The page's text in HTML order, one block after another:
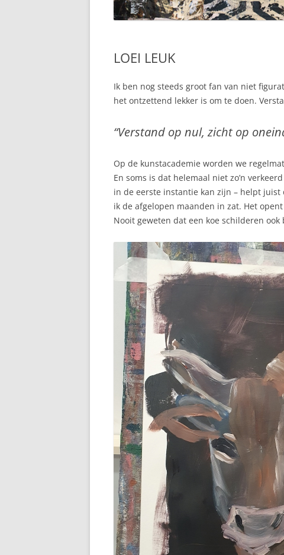
LOEI LEUK
Ik ben nog steeds groot fan van niet
het ontzettend lekker is om te doen.
“Verstand op nul, zicht op
Op de kunstacademie worden we
En soms is dat helemaal niet zo’n
in de eerste instantie kan zijn – helpt
ik de afgelopen maanden in zat. Het
Nooit geweten dat een koe schilderen ook